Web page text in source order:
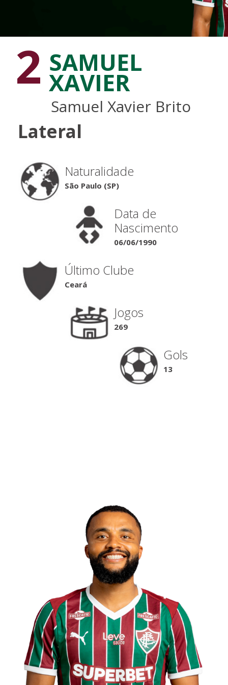
2 SAMUEL
XAVIER
Samuel Xavier Brito
Lateral
Naturalidade
São Paulo (SP)
Data de
Nascimento
06/06/1990
Último Clube
Ceará
Jogos
269
Gols
13